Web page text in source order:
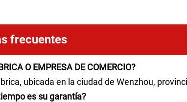
frecuentes
O EMPRESA DE COMERCIO?
ubicada en la ciudad de Wenzhou,
es su garantía?